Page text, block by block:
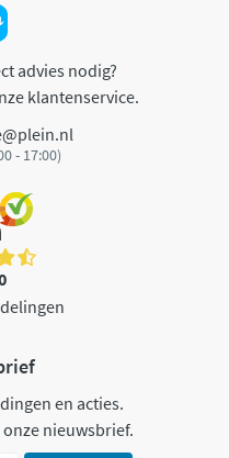
advies nodig?
klantenservice.
- 17:00)
en acties.
nieuwsbrief.